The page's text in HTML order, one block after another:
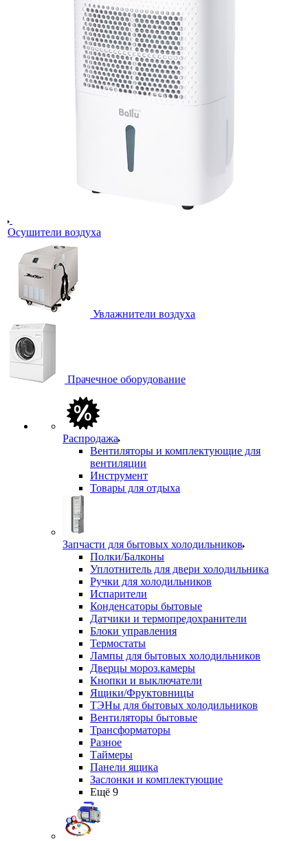
Осушители воздуха
Увлажнители воздуха
Прачечное оборудование
Распродажа
Вентиляторы и комплектующие для
вентиляции
Инструмент
Товары для отдыха
Запчасти для бытовых холодильников
Полки/Балконы
Уплотнитель для двери холодильника
Ручки для холодильников
Испарители
Конденсаторы бытовые
Датчики и термопредохранители
Блоки управления
Термостаты
Лампы для бытовых холодильников
Дверцы мороз.камеры
Кнопки и выключатели
Ящики/Фруктовницы
ТЭНы для бытовых холодильников
Вентиляторы бытовые
Трансформаторы
Разное
Таймеры
Панели ящика
Заслонки и комплектующие
Ещё 9